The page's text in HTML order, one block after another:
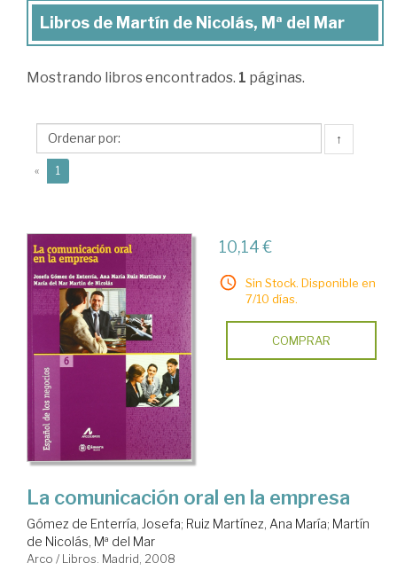
Libros
Martín
Nicolás,
Mª
Libros de Martín de Nicolás, Mª del Mar
Mostrando libros encontrados. 1 páginas.
↑
« 1
10,14 €
Sin Stock. Disponible en
7/10 días.
COMPRAR
La comunicación oral en la empresa
Gómez de Enterría, Josefa; Ruiz Martínez, Ana María; Martín
de Nicolás, Mª del Mar
Arco / Libros. Madrid, 2008